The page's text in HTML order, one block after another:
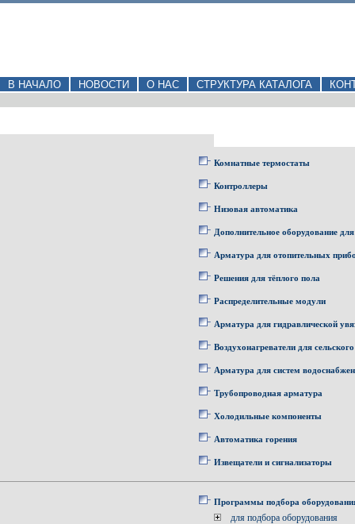
В НАЧАЛО НОВОСТИ О НАС СТРУКТУРА КАТАЛОГА
Комнатные термостаты
Контроллеры
Низовая автоматика
Дополнительное оборудование
Арматура для отопительных
Решения для тёплого пола
Распределительные модули
Арматура для гидравлической
Воздухонагреватели для
Арматура для систем
Трубопроводная арматура
Холодильные компоненты
Автоматика горения
Извещатели и сигнализаторы
Программы подбора
для подбора оборудования